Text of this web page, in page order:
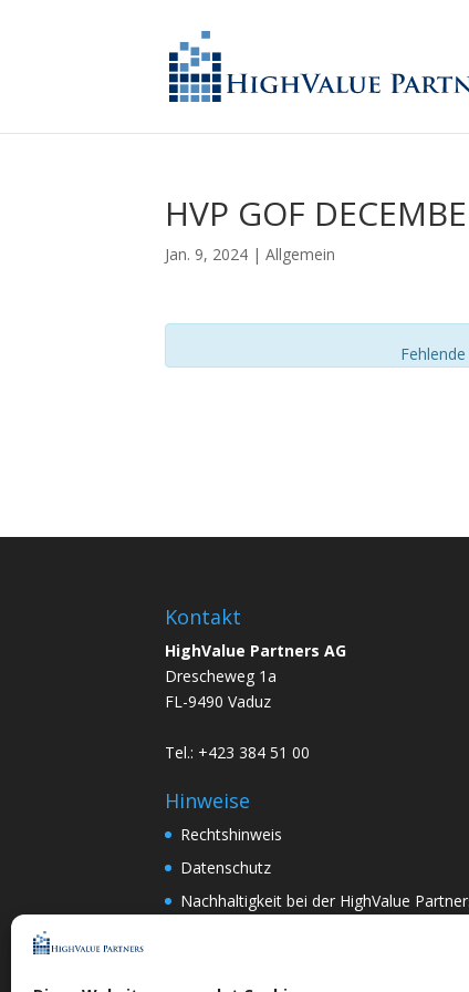
HVP GOF
Jan. 9, 2024 | Allgemein
Kontakt
HighValue Partners AG
Drescheweg 1a
FL-9490 Vaduz
Tel.: +423 384 51 00
Hinweise
Rechtshinweis
Datenschutz
Nachhaltigkeit bei der HighValue